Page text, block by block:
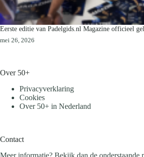
Eerste editie van Padelgids.nl Magazine officieel
mei 26, 2026
Over 50+
Privacyverklaring
Cookies
Over 50+ in Nederland
Contact
Meer informatie? Bekijk dan de onderstaande